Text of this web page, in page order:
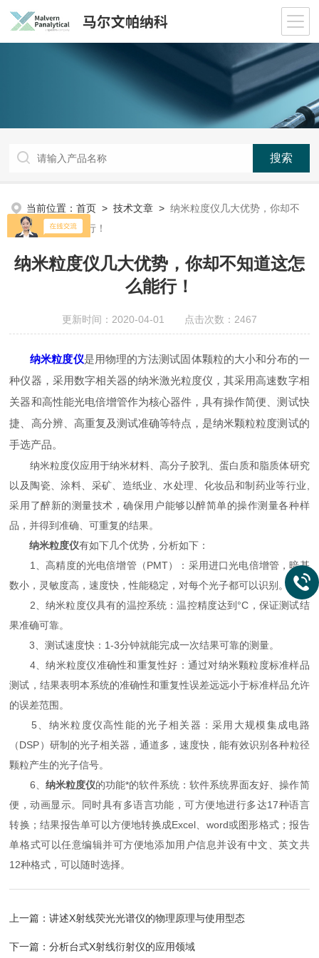
当前位置：首页 >技术文章 >纳米粒度仪几大优势，你却不
知道这怎么能行！
纳米粒度仪几大优势，你却不知道这怎
么能行！
更新时间：2020-04-01 点击次数：2467
纳米粒度仪是用物理的方法测试固体颗粒的大小和分布的一
种仪器，采用数字相关器的纳米激光粒度仪，其采用高速数字相
关器和高性能光电倍增管作为核心器件，具有操作简便、测试快
捷、高分辨、高重复及测试准确等特点，是纳米颗粒粒度测试的
手选产品。
纳米粒度仪应用于纳米材料、高分子胶乳、蛋白质和脂质体研究
以及陶瓷、涂料、采矿、造纸业、水处理、化妆品和制药业等行业,
采用了醉新的测量技术，确保用户能够以醉简单的操作测量各种样
品，并得到准确、可重复的结果。
纳米粒度仪有如下几个优势，分析如下：
1、高精度的光电倍增管（PMT）：采用进口光电倍增管，暗基
数小，灵敏度高，速度快，性能稳定，对每个光子都可以识别。
2、纳米粒度仪具有的温控系统：温控精度达到°C，保证测试结
果准确可靠。
3、测试速度快：1-3分钟就能完成一次结果可靠的测量。
4、纳米粒度仪准确性和重复性好：通过对纳米颗粒度标准样品
测试，结果表明本系统的准确性和重复性误差远远小于标准样品允许
的误差范围。
5、纳米粒度仪高性能的光子相关器：采用大规模集成电路
（DSP）研制的光子相关器，通道多，速度快，能有效识别各种粒径
颗粒产生的光子信号。
6、 纳米粒度仪的功能*的软件系统：软件系统界面友好、操作简
便，动画显示。同时具有多语言功能，可方便地进行多达17种语言
转换；结果报告单可以方便地转换成Excel、word或图形格式；报告
单格式可以任意编辑并可方便地添加用户信息并设有中文、英文共
12种格式，可以随时选择。
上一篇：讲述X射线荧光光谱仪的物理原理与使用型态
下一篇：分析台式X射线衍射仪的应用领域